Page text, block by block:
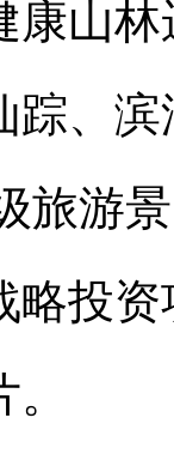
康山
踪、
旅游
略投